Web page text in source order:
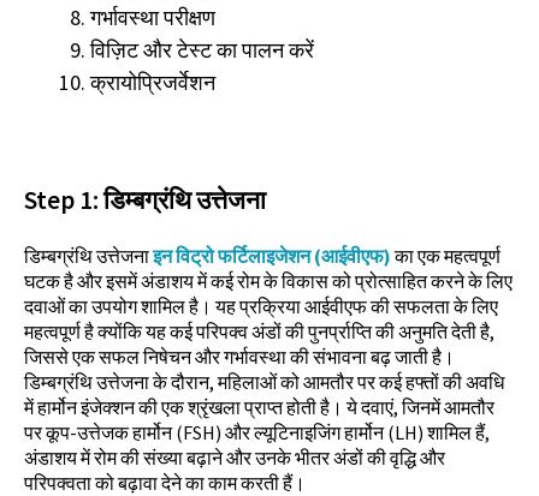
गर्भावस्था परीक्षण
विज़िट और टेस्ट का पालन करें
क्रायोप्रिजर्वेशन
Step 1:डिम्बग्रंथि उत्तेजना
डिम्बग्रंथि उत्तेजनाइन विट्रो फर्टिलाइजेशन (आईवीएफ)का एक महत्वपूर्ण
घटक है और इसमें अंडाशय में कई रोम के विकास को प्रोत्साहित करने के लिए
दवाओं का उपयोग शामिल है। यह प्रक्रिया आईवीएफ की सफलता के लिए
महत्वपूर्ण है क्योंकि यह कई परिपक्व अंडों की पुनर्प्राप्ति की अनुमति देती है,
जिससे एक सफल निषेचन और गर्भावस्था की संभावना बढ़ जाती है।
डिम्बग्रंथि उत्तेजना के दौरान, महिलाओं को आमतौर पर कई हफ्तों की अवधि
में हार्मोन इंजेक्शन की एक श्रृंखला प्राप्त होती है। ये दवाएं, जिनमें आमतौर
पर कूप-उत्तेजक हार्मोन (FSH) और ल्यूटिनाइजिंग हार्मोन (LH) शामिल हैं,
अंडाशय में रोम की संख्या बढ़ाने और उनके भीतर अंडों की वृद्धि और
परिपक्वता को बढ़ावा देने का काम करती हैं।